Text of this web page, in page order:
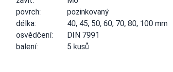
povrch:
pozinkovaný
délka:
40, 45, 50, 60, 70, 80, 100 mm
osvědčení:
DIN 7991
balení:
5 kusů